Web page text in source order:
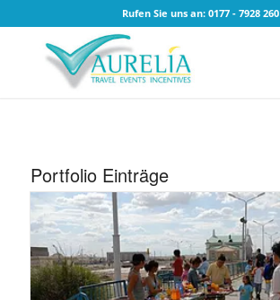
Rufen Sie uns an: 0177 - 7928 260
Portfolio Einträge